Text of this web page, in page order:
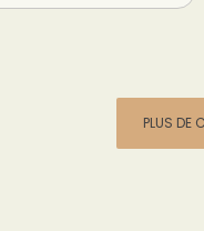
PLUS DE